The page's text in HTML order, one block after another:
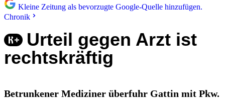
Kleine Zeitung als bevorzugte Google-Quelle hinzufügen.
Chronik
Urteil gegen Arzt ist
rechtskräftig
Betrunkener Mediziner überfuhr Gattin mit Pkw.